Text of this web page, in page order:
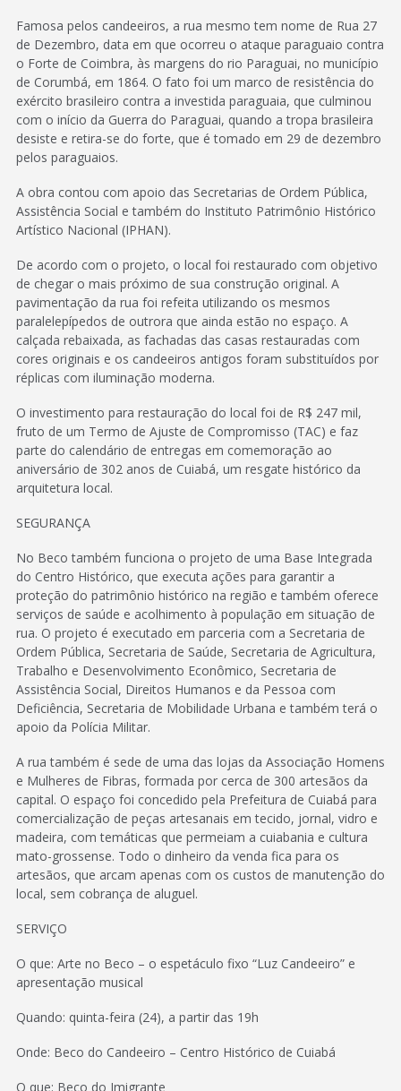
Famosa pelos candeeiros, a rua mesmo tem nome de Rua 27
de Dezembro, data em que ocorreu o ataque paraguaio contra
o Forte de Coimbra, às margens do rio Paraguai, no município
de Corumbá, em 1864. O fato foi um marco de resistência do
exército brasileiro contra a investida paraguaia, que culminou
com o início da Guerra do Paraguai, quando a tropa brasileira
desiste e retira-se do forte, que é tomado em 29 de dezembro
pelos paraguaios.
A obra contou com apoio das Secretarias de Ordem Pública,
Assistência Social e também do Instituto Patrimônio Histórico
Artístico Nacional (IPHAN).
De acordo com o projeto, o local foi restaurado com objetivo
de chegar o mais próximo de sua construção original. A
pavimentação da rua foi refeita utilizando os mesmos
paralelepípedos de outrora que ainda estão no espaço. A
calçada rebaixada, as fachadas das casas restauradas com
cores originais e os candeeiros antigos foram substituídos por
réplicas com iluminação moderna.
O investimento para restauração do local foi de R$ 247 mil,
fruto de um Termo de Ajuste de Compromisso (TAC) e faz
parte do calendário de entregas em comemoração ao
aniversário de 302 anos de Cuiabá, um resgate histórico da
arquitetura local.
SEGURANÇA
No Beco também funciona o projeto de uma Base Integrada
do Centro Histórico, que executa ações para garantir a
proteção do patrimônio histórico na região e também oferece
serviços de saúde e acolhimento à população em situação de
rua. O projeto é executado em parceria com a Secretaria de
Ordem Pública, Secretaria de Saúde, Secretaria de Agricultura,
Trabalho e Desenvolvimento Econômico, Secretaria de
Assistência Social, Direitos Humanos e da Pessoa com
Deficiência, Secretaria de Mobilidade Urbana e também terá o
apoio da Polícia Militar.
A rua também é sede de uma das lojas da Associação Homens
e Mulheres de Fibras, formada por cerca de 300 artesãos da
capital. O espaço foi concedido pela Prefeitura de Cuiabá para
comercialização de peças artesanais em tecido, jornal, vidro e
madeira, com temáticas que permeiam a cuiabania e cultura
mato-grossense. Todo o dinheiro da venda fica para os
artesãos, que arcam apenas com os custos de manutenção do
local, sem cobrança de aluguel.
SERVIÇO
O que: Arte no Beco – o espetáculo fixo “Luz Candeeiro” e
apresentação musical
Quando: quinta-feira (24), a partir das 19h
Onde: Beco do Candeeiro – Centro Histórico de Cuiabá
O que: Beco do Imigrante